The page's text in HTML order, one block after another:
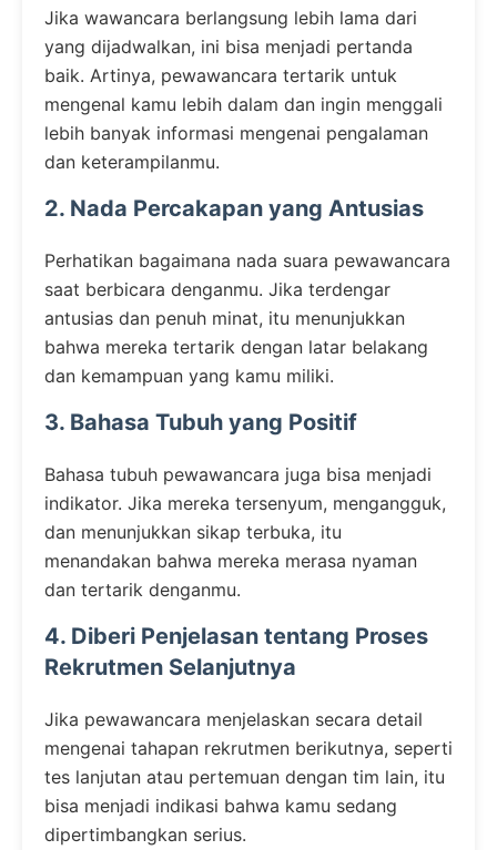
Jika wawancara berlangsung lebih lama dari
yang dijadwalkan, ini bisa menjadi pertanda
baik. Artinya, pewawancara tertarik untuk
mengenal kamu lebih dalam dan ingin menggali
lebih banyak informasi mengenai pengalaman
dan keterampilanmu.
2. Nada Percakapan yang Antusias
Perhatikan bagaimana nada suara pewawancara
saat berbicara denganmu. Jika terdengar
antusias dan penuh minat, itu menunjukkan
bahwa mereka tertarik dengan latar belakang
dan kemampuan yang kamu miliki.
3. Bahasa Tubuh yang Positif
Bahasa tubuh pewawancara juga bisa menjadi
indikator. Jika mereka tersenyum, mengangguk,
dan menunjukkan sikap terbuka, itu
menandakan bahwa mereka merasa nyaman
dan tertarik denganmu.
4. Diberi Penjelasan tentang Proses
Rekrutmen Selanjutnya
Jika pewawancara menjelaskan secara detail
mengenai tahapan rekrutmen berikutnya, seperti
tes lanjutan atau pertemuan dengan tim lain, itu
bisa menjadi indikasi bahwa kamu sedang
dipertimbangkan serius.